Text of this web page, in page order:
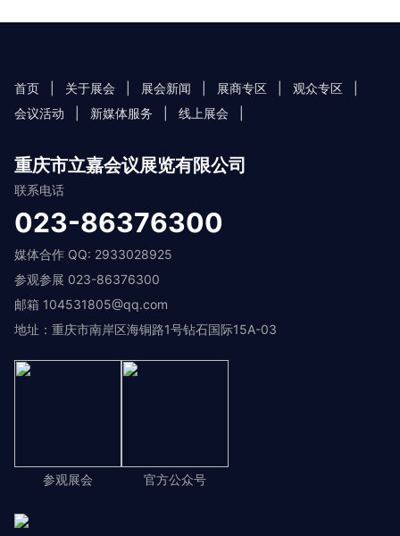
首页 关于展会 展会新闻 展商专区 观众专区
会议活动
新媒体服务 线上展会
重庆市立嘉会议展览有限公司
联系电话
023-86376300
媒体合作 QQ: 2933028925
参观参展 023-86376300
邮箱 104531805@qq.com
地址：重庆市南岸区海铜路1号钻石国际15A-03
参观展会 官方公众号